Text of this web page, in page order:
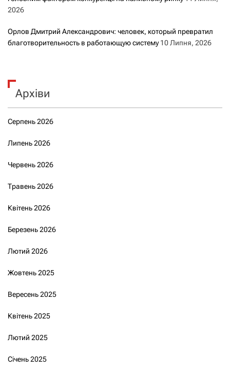
2026
Орлов Дмитрий Александрович: человек, который превратил
благотворительность в работающую систему 10 Липня, 2026
Архіви
Серпень 2026
Липень 2026
Червень 2026
Травень 2026
Квітень 2026
Березень 2026
Лютий 2026
Жовтень 2025
Вересень 2025
Квітень 2025
Лютий 2025
Січень 2025